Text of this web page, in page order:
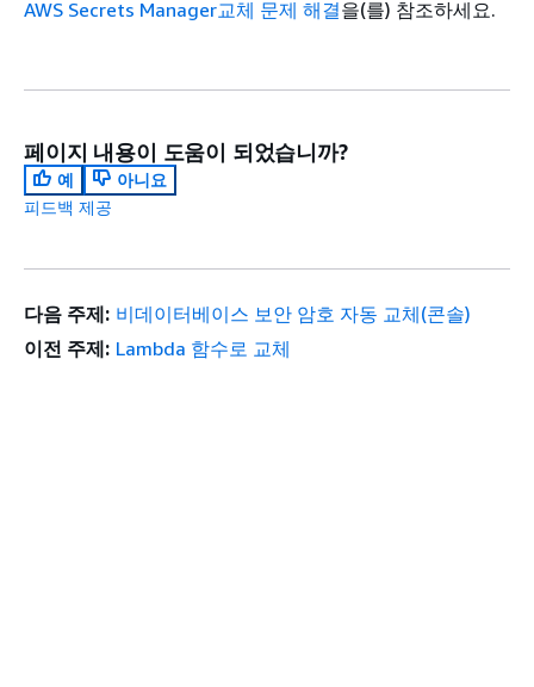
AWS Secrets Manager교체 문제 해결을(를) 참조하세요.
페이지 내용이 도움이 되었습니까?
예
아니요
피드백 제공
다음 주제: 비데이터베이스 보안 암호 자동 교체(콘솔)
이전 주제: Lambda 함수로 교체